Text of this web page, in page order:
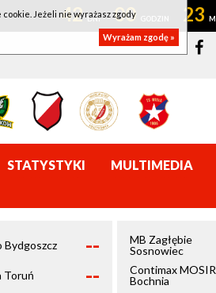
42 00 23
STATYSTYKI MULTIMEDIA
Bydgoszcz --
Toruń --
MB Zagłębie
Sosnowiec
Contimax MOSIR
Bochnia
Jeżeli nie wyrażasz zgody
Wyrażam zgodę »